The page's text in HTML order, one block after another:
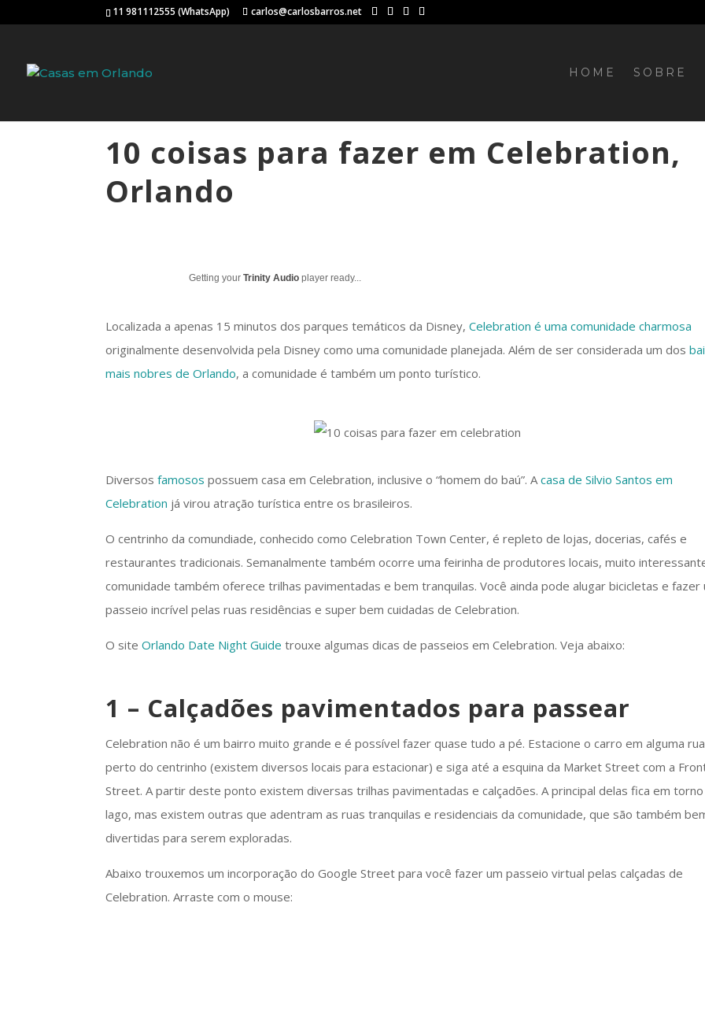
11 981112555 (WhatsApp) carlos@carlosbarros.net
HOME SOBRE
10 coisas para fazer em Celebration,
Orlando
Getting yourTrinity Audio player ready...
Localizada a apenas 15 minutos dos parques temáticos da Disney,Celebration é uma comunidade charmosa
originalmente desenvolvida pela Disney como uma comunidade planejada. Além de ser considerada um dos
mais nobres de Orlando, a comunidade é também um ponto turístico.
Diversosfamosos possuem casa em Celebration, inclusive o “homem do baú”. Acasa de Silvio Santos em
Celebration já virou atração turística entre os brasileiros.
O centrinho da comundiade, conhecido como Celebration Town Center, é repleto de lojas, docerias, cafés e
restaurantes tradicionais. Semanalmente também ocorre uma feirinha de produtores locais, muito
comunidade também oferece trilhas pavimentadas e bem tranquilas. Você ainda pode alugar bicicletas e fazer
passeio incrível pelas ruas residências e super bem cuidadas de Celebration.
O siteOrlando Date Night Guide trouxe algumas dicas de passeios em Celebration. Veja abaixo:
1 – Calçadões pavimentados para passear
Celebration não é um bairro muito grande e é possível fazer quase tudo a pé. Estacione o carro em alguma rua
perto do centrinho (existem diversos locais para estacionar) e siga até a esquina da Market Street com a
Street. A partir deste ponto existem diversas trilhas pavimentadas e calçadões. A principal delas fica em
lago, mas existem outras que adentram as ruas tranquilas e residenciais da comunidade, que são também
divertidas para serem exploradas.
Abaixo trouxemos um incorporação do Google Street para você fazer um passeio virtual pelas calçadas de
Celebration. Arraste com o mouse: